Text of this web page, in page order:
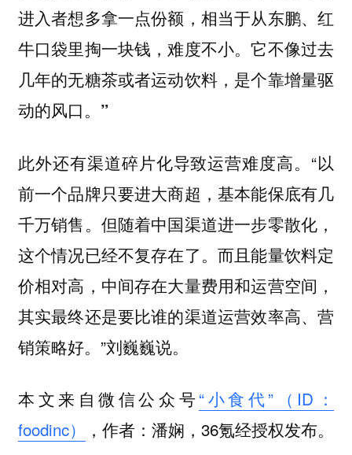
进入者想多拿一点份额，相当于从东鹏、红
牛口袋里掏一块钱，难度不小。它不像过去
几年的无糖茶或者运动饮料，是个靠增量驱
动的风口。”
此外还有渠道碎片化导致运营难度高。“以
前一个品牌只要进大商超，基本能保底有几
千万销售。但随着中国渠道进一步零散化，
这个情况已经不复存在了。而且能量饮料定
价相对高，中间存在大量费用和运营空间，
其实最终还是要比谁的渠道运营效率高、营
销策略好。”刘巍巍说。
本文来自微信公众号“小食代”（ID：
foodinc）
，作者：潘娴，36氪经授权发布。